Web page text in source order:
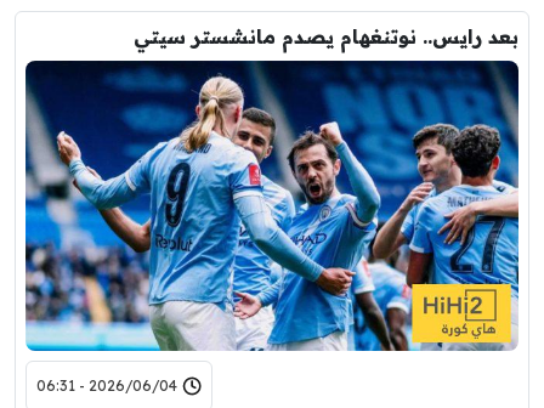
بعد رايس.. نوتنغهام يصدم مانشستر سيتي
2026/06/04 - 06:31